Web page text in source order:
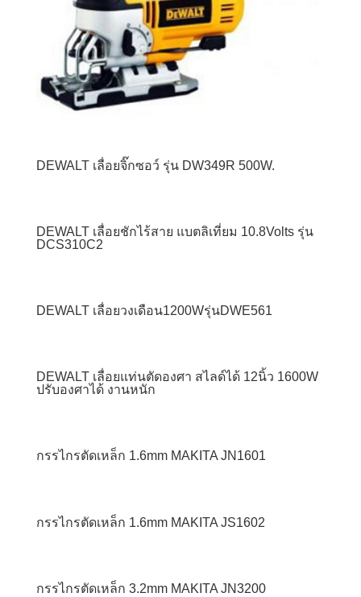
DEWALT เลื่อยจิ๊กซอว์ รุ่น DW349R 500W.
DEWALT เลื่อยชักไร้สาย แบตลิเที่ยม 10.8Volts รุ่น
DCS310C2
DEWALT เลื่อยวงเดือน1200Wรุ่นDWE561
DEWALT เลื่อยแท่นตัดองศา สไลด์ได้ 12นิ้ว 1600W
ปรับองศาได้ งานหนัก
กรรไกรตัดเหล็ก 1.6mm MAKITA JN1601
กรรไกรตัดเหล็ก 1.6mm MAKITA JS1602
กรรไกรตัดเหล็ก 3.2mm MAKITA JN3200